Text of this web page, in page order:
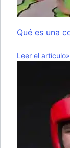
Qué es una
Leer el artículo»